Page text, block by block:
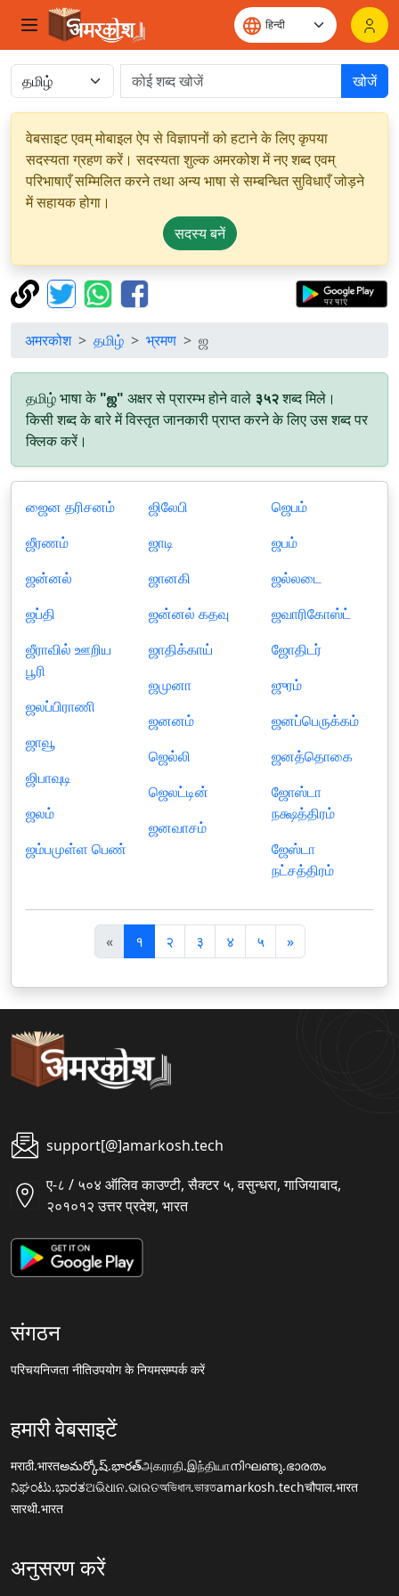
खोजें
वेबसाइट एवम् मोबाइल ऐप से विज्ञापनों को हटाने के लिए कृपया
सदस्यता ग्रहण करें। सदस्यता शुल्क अमरकोश में नए शब्द एवम्
परिभाषाएँ सम्मिलित करने तथा अन्य भाषा से सम्बन्धित सुविधाएँ जोड़ने
में सहायक होगा।
सदस्य बनें
अमरकोश தமிழ் भ्रमण ஜ
தமிழ் भाषा के "ஜ" अक्षर से प्रारम्भ होने वाले ३५२शब्द मिले।
किसी शब्द के बारे में विस्तृत जानकारी प्राप्त करने के लिए उस शब्द पर
क्लिक करें।
ஜைன தரிசனம்
ஜீரணம்
ஜன்னல்
ஜப்தி
ஜீராவில் ஊறிய
பூரி
ஜலப்பிராணி
ஜாவூ
ஜிபாவுடி
ஜலம்
ஜம்பமுள்ள பெண்
ஜிலேபி
ஜாடி
ஜானகி
ஜன்னல் கதவு
ஜாதிக்காய்
ஜமுனா
ஜனனம்
ஜெல்லி
ஜெலட்டின்
ஜனவாசம்
ஜெபம்
ஜபம்
ஜல்லடை
ஜவாரிகோஸ்ட்
ஜோதிடர்
ஜுரம்
ஜனப்பெருக்கம்
ஜனத்தொகை
ஜோஸ்டா
நக்ஷத்திரம்
ஜேஸ்டா
நட்சத்திரம்
«पि
छ
ला
१ २ ३ ४ ५ »अ
ग
ला
support[@]amarkosh.tech
ए-८ / ५०४ ऑलिव काउण्टी, सैक्टर ५, वसुन्धरा, गाजियाबाद,
२०१०१२ उत्तर प्रदेश, भारत
संगठन
परिचयनिजता नीतिउपयोग के नियमसम्पर्क करें
हमारी वेबसाइटें
मराठी.भारतఅమర్కోష్.భారత్அகராதி.இந்தியாനിഘണ്ടു.ഭാരതം
ನಿಘಂಟು.ಭಾರತଅଭିଧାନ.ଭାରତঅভিধান.ভারতamarkosh.techचौपाल.भारत
सारथी.भारत
अनुसरण करें